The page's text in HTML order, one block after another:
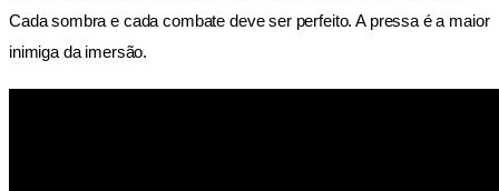
Cada sombra e cada combate deve ser perfeito. A pressa é a maior
inimiga da imersão.